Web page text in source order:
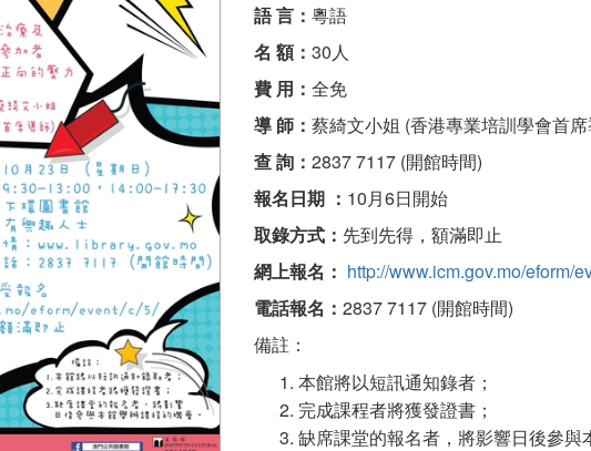
語 言： 粵語
名 額： 30人
費 用： 全免
導 師： 蔡綺文小姐 (香港專業培訓學會首
查 詢： 2837 7117 (開館時間)
報名日期 ： 10月6日開始
取錄方式： 先到先得，額滿即止
網上報名： http://www.icm.gov.mo/eform/
電話報名： 2837 7117 (開館時間)
備註：
本館將以短訊通知錄者；
完成課程者將獲發證書；
缺席課堂的報名者，將影響日後參與